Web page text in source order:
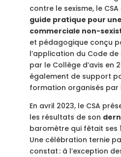
contre le sexisme, le
guide pratique pour
commerciale non-
et pédagogique conçu
l’application du Code
par le Collège d’avis en
également de support
formation organisés par
En avril 2023, le CSA
les résultats de son
baromètre qui fêtait ses
Une célébration ternie
constat : à l’exception